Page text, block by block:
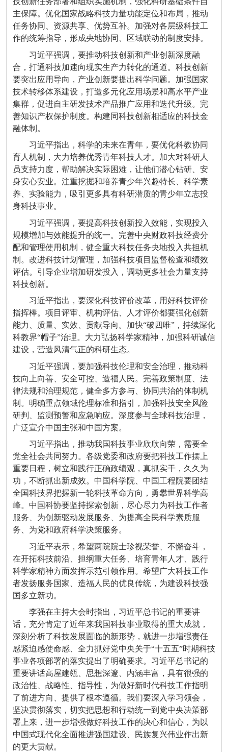
主保障。优化国家战略科技力量功能定位和布局，推动
任务协同、资源共享、优势互补。加强对各层级科技工
作的统筹指导，形成央地协同、区域联动的制度安排。
习近平强调，要推动科技创新和产业创新深度融
合，打通科技加速向现实生产力转化的通道。科技创新
要突出应用导向，产业创新要提出科学问题。加强国家
技术转移体系建设，打造多元化应用场景和高水平产业
集群，促进自主研发技术产品推广应用和迭代升级。完
善知识产权保护制度。构建同科技创新相适应的科技金
融体制。
习近平指出，科学的未来在青年，要优化科教协同
育人机制，大力培养优秀青年科技人才。加大对科研人
员支持力度，帮助解决实际困难，让他们潜心钻研、安
身安心安业。注重挖掘和培养青少年兴趣特长、科学素
养、实验能力，吸引更多具有科研潜质的青少年立志投
身科技事业。
习近平强调，要提高科技创新投入效能，实现投入
规模增加与效能提升的统一。完善中央财政科技经费分
配和管理使用机制，健全重大科技任务央地投入共担机
制。改进科技计划管理，加强科技项目监督检查和绩效
评估。引导企业增加研发投入，调动更多社会力量支持
科技创新。
习近平指出，要深化科技评价改革，用好科技评价
指挥棒。项目评审、机构评估、人才评价都要强化创新
能力、质量、实效、贡献导向。加快“破四唯”，持续深化
科教界“帽子”治理。大力弘扬科学家精神，加强科研诚信
建设，营造风清气正的科研生态。
习近平强调，要加强科技伦理和安全治理，推动科
技向上向善、安全可控、造福人民。完善政策制度、法
律法规和治理规范，健全多方参与、协同共治的体制机
制。明确重点领域伦理标准和指引，加强科技安全风险
研判、监测预警和应急响应。深度参与全球科技治理，
广泛宣介中国主张和中国方案。
习近平指出，推动我国科技事业欣欣向荣，需要全
党全社会共同努力。各级党委和政府要把科技工作摆上
重要日程，树立和践行正确政绩观，真抓实干，久久为
功，不断抓出新成效。中国科学院、中国工程院要团结
全国科技界把握新一轮科技革命方向，勇攀世界科学高
峰。中国科协要坚持探索创新，尽心尽力为科技工作者
服务、为创新驱动发展服务、为提高全民科学素质服
务、为党和政府科学决策服务。
习近平表示，希望两院院士珍视荣誉、不懈奋斗，
在开拓科技前沿、担纲重大任务、培育青年人才、践行
科学家精神方面发挥示范引领作用。希望广大科技工作
者发扬服务国家、造福人民的优良传统，为建设科技强
国多立新功。
李强在主持大会时指出，习近平总书记的重要讲
话，充分肯定了近年来我国科技事业取得的重大成就，
深刻分析了科技发展面临的新形势，就进一步增强责任
感紧迫感使命感、全力抓好党中央关于“十五五”时期科技
事业各项部署的落实提出了明确要求。习近平总书记的
重要讲话高屋建瓴、思想深邃、内涵丰富，具有很强的
政治性、战略性、指导性，为做好新时代科技工作指明
了前进方向、提供了根本遵循。我们要深入学习领会，
坚决贯彻落实，切实把思想和行动统一到党中央决策部
署上来，进一步增强做好科技工作的决心和信心，为以
中国式现代化全面推进强国建设、民族复兴伟业作出新
的更大贡献。